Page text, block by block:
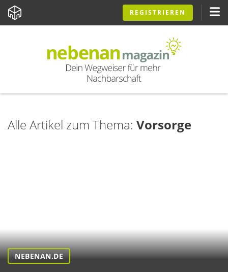
REGISTRIEREN
Alle Artikel zum Thema: Vorsorge
NEBENAN.DE